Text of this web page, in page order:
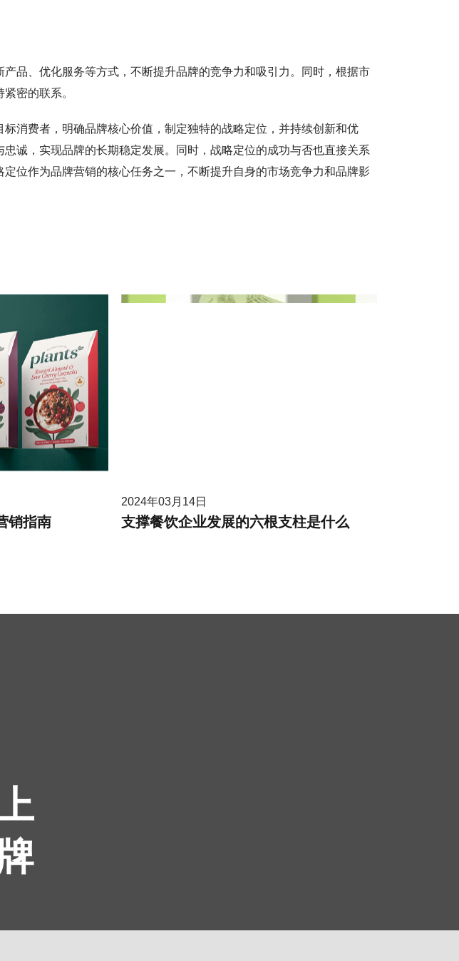
品、优化服务等方式，不断提升品牌的竞争力和吸引力。同时，根据市
密的联系。
消费者，明确品牌核心价值，制定独特的战略定位，并持续创新和优
诚，实现品牌的长期稳定发展。同时，战略定位的成功与否也直接关系
位作为品牌营销的核心任务之一，不断提升自身的市场竞争力和品牌影
销指南
2024年03月14日
支撑餐饮企业发展的六根支柱是什么